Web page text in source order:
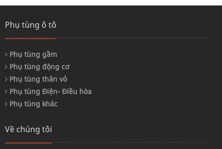
Phụ tùng ô tô
Phụ tùng gầm
Phụ tùng động cơ
Phụ tùng thân vỏ
Phụ tùng Điện- Điều hòa
Phụ tùng khác
Về chúng tôi